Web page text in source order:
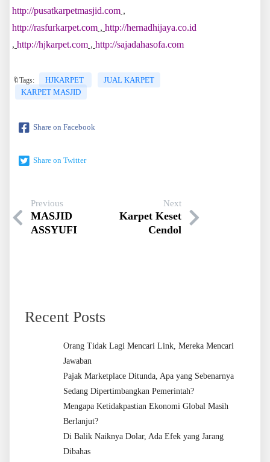
http://pusatkarpetmasjid.com ,
http://rasfurkarpet.com , http://hernadhijaya.co.id
, http://hjkarpet.com , http://sajadahasofa.com
🔖Tags: HJKARPET
JUAL KARPET
KARPET MASJID
Share on Facebook
Share on Twitter
Previous
MASJID
ASSYUFI
Next
Karpet Keset
Cendol
Recent Posts
Orang Tidak Lagi Mencari Link, Mereka Mencari
Jawaban
Pajak Marketplace Ditunda, Apa yang Sebenarnya
Sedang Dipertimbangkan Pemerintah?
Mengapa Ketidakpastian Ekonomi Global Masih
Berlanjut?
Di Balik Naiknya Dolar, Ada Efek yang Jarang
Dibahas